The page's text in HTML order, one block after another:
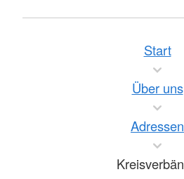
Start
Über uns
Adressen